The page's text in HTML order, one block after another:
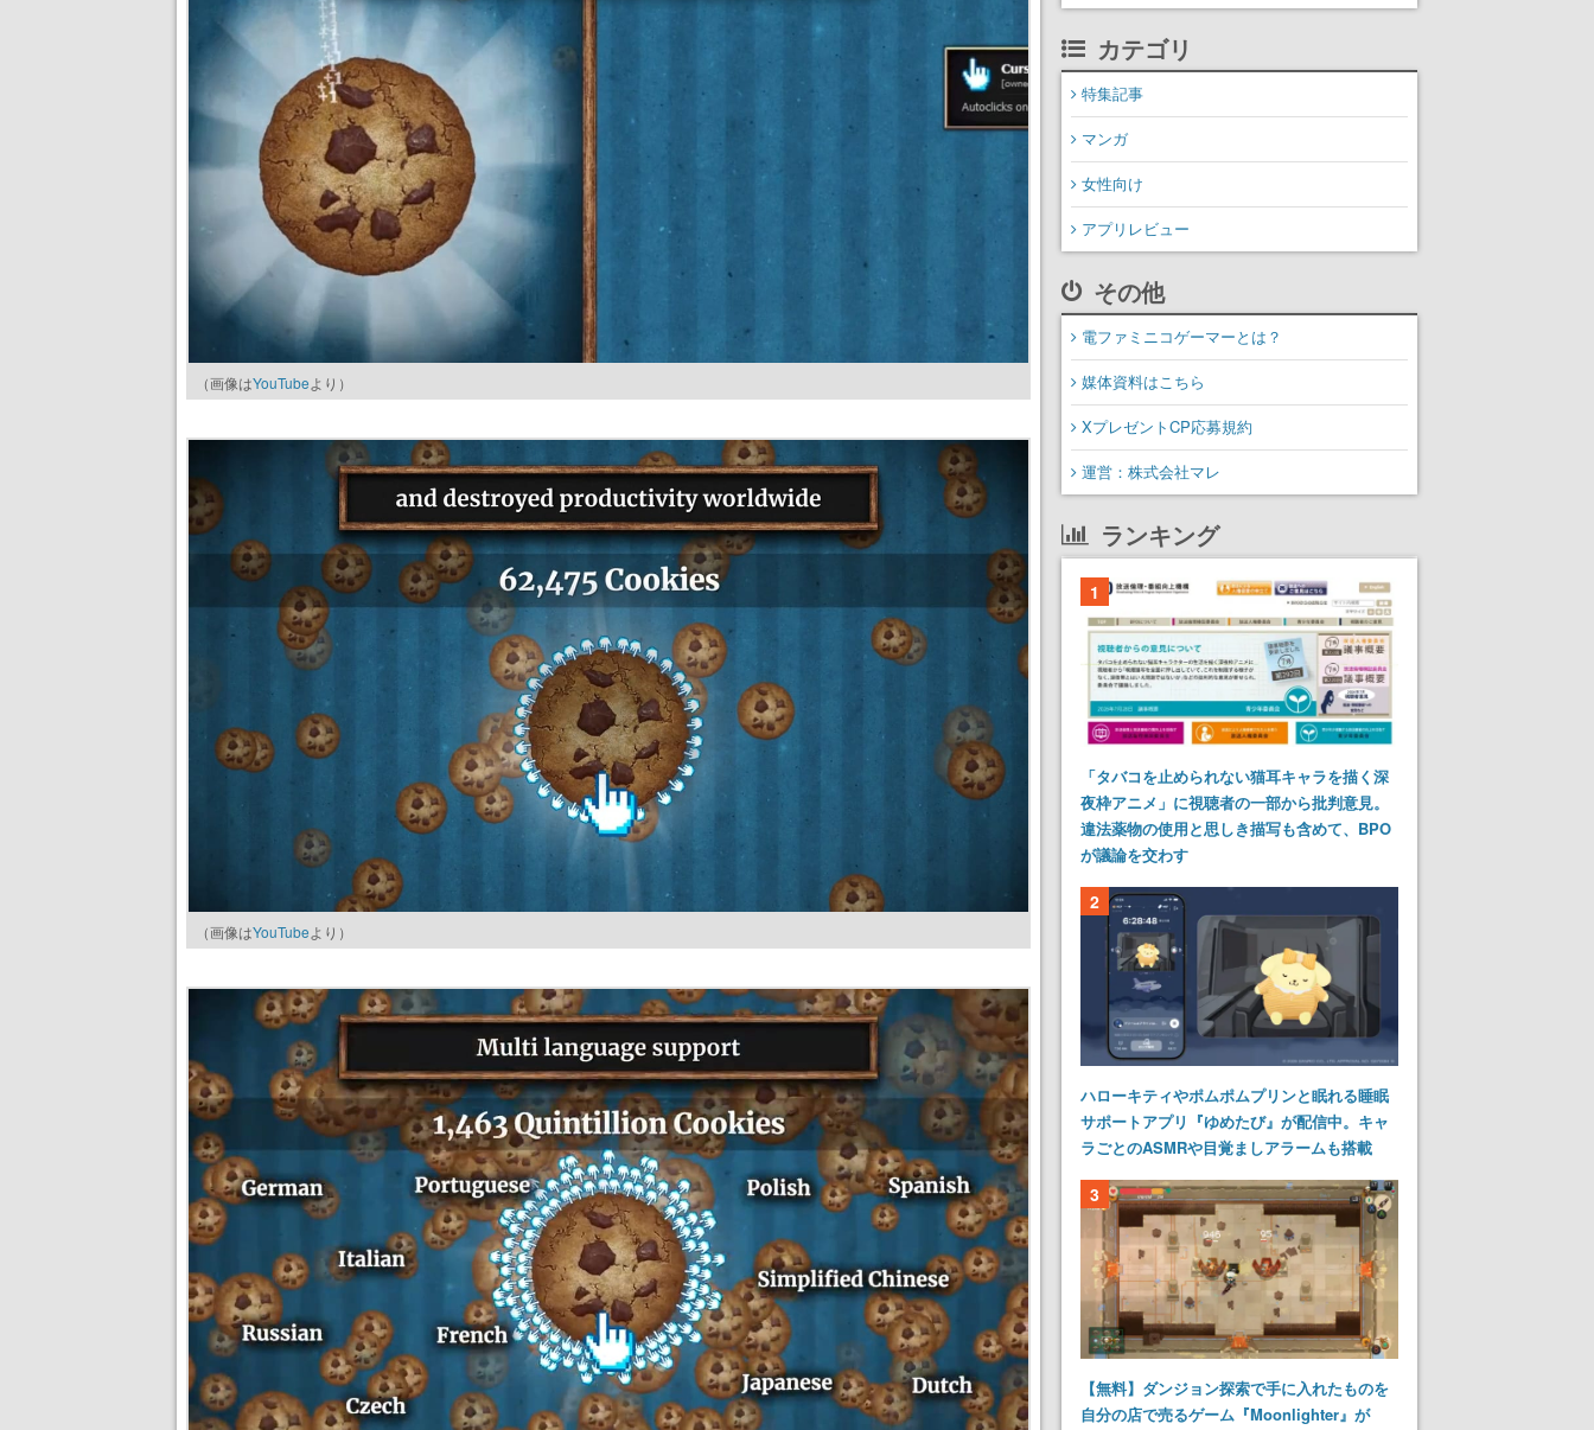
（画像はYouTubeより）
（画像はYouTubeより）
カテゴリ
特集記事
マンガ
女性向け
アプリレビュー
その他
電ファミニコゲーマーとは？
媒体資料はこちら
XプレゼントCP応募規約
運営：株式会社マレ
ランキング
1
「タバコを止められない猫耳キャラを描く深
夜枠アニメ」に視聴者の一部から批判意見。
違法薬物の使用と思しき描写も含めて、BPO
が議論を交わす
2
ハローキティやポムポムプリンと眠れる睡眠
サポートアプリ『ゆめたび』が配信中。キャ
ラごとのASMRや目覚ましアラームも搭載
3
【無料】ダンジョン探索で手に入れたものを
自分の店で売るゲーム『Moonlighter』が